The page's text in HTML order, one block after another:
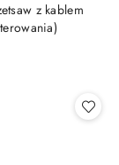
z kablem